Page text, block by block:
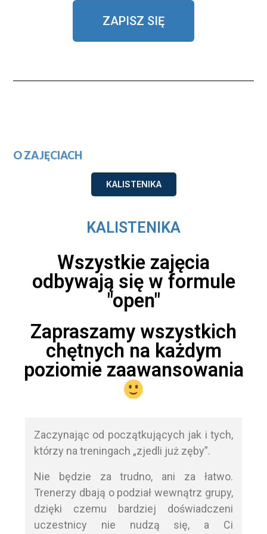
ZAPISZ SIĘ
O ZAJĘCIACH
KALISTENIKA
KALISTENIKA
Wszystkie zajęcia
odbywają się w formule
"open"
Zapraszamy wszystkich
chętnych na każdym
poziomie zaawansowania
Zaczynając od początkujących jak i tych,
którzy na treningach „zjedli już zęby”.
Nie będzie za trudno, ani za łatwo.
Trenerzy dbają o podział wewnątrz grupy,
dzięki czemu bardziej doświadczeni
uczestnicy nie nudzą się, a Ci